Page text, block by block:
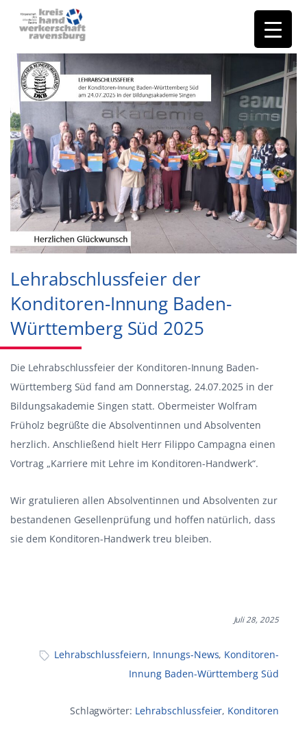
Lehrabschlussfeier der
Konditoren-Innung Baden-
Württemberg Süd 2025
Die Lehrabschlussfeier der Konditoren-Innung Baden-
Württemberg Süd fand am Donnerstag, 24.07.2025 in der
Bildungsakademie Singen statt. Obermeister Wolfram
Früholz begrüßte die Absolventinnen und Absolventen
herzlich. Anschließend hielt Herr Filippo Campagna einen
Vortrag „Karriere mit Lehre im Konditoren-Handwerk“.
Wir gratulieren allen Absolventinnen und Absolventen zur
bestandenen Gesellenprüfung und hoffen natürlich, dass
sie dem Konditoren-Handwerk treu bleiben.
Juli 28, 2025
Lehr­abschluss­feiern, Innungs-News, Konditoren-
Innung Baden-Württemberg Süd
Schlagwörter: Lehrabschlussfeier, Konditoren